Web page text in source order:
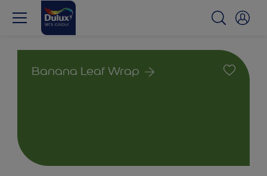
Banana Leaf Wrap